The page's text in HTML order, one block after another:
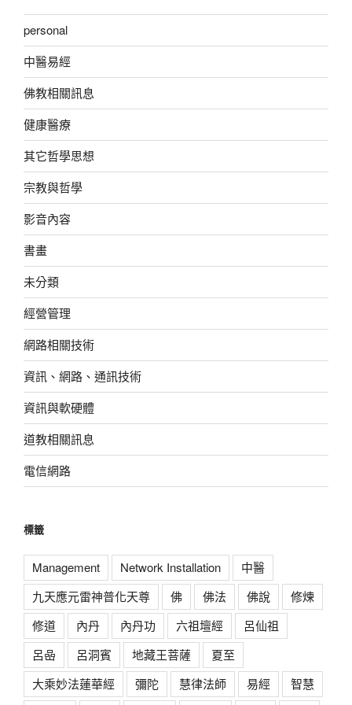
personal
中醫易經
佛教相關訊息
健康醫療
其它哲學思想
宗教與哲學
影音內容
書畫
未分類
經營管理
網路相關技術
資訊、網路、通訊技術
資訊與軟硬體
道教相關訊息
電信網路
標籤
Management Network Installation
中醫
九天應元雷神普化天尊
佛 佛法 佛說
修煉
修道
內丹 內丹功 六祖壇經
呂仙祖
呂喦
呂洞賓 地藏王菩薩
夏至
大乘妙法蓮華經
彌陀 慧律法師 易經
智慧